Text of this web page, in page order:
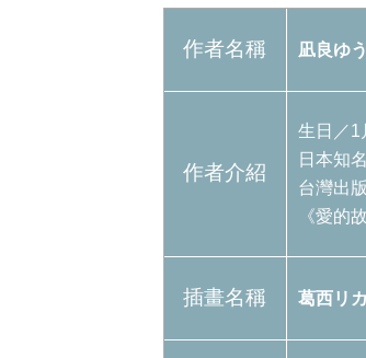
作者名稱 凪良ゆう
作者介紹
生日／1
日本知
台灣出
《愛的
插畫名稱 葛西リ